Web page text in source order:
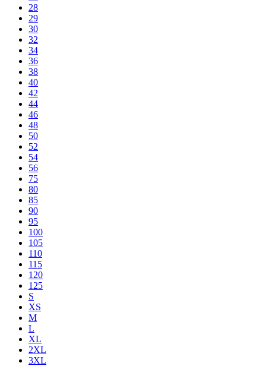
28
29
30
32
34
36
38
40
42
44
46
48
50
52
54
56
75
80
85
90
95
100
105
110
115
120
125
S
XS
M
L
XL
2XL
3XL